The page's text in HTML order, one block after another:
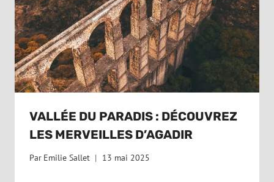
VALLÉE DU PARADIS : DÉCOUVREZ
LES MERVEILLES D’AGADIR
Par Emilie Sallet 13 mai 2025